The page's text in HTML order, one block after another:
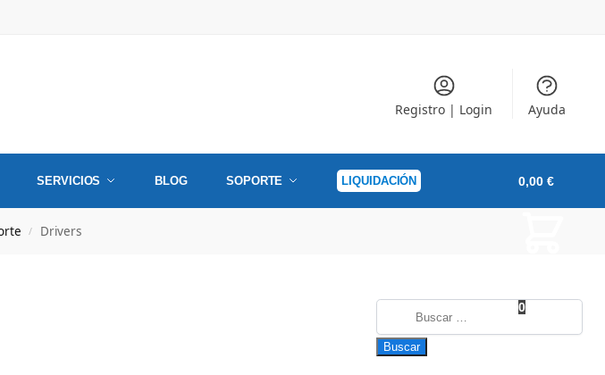
Registro | Login Ayuda
SERVICIOS BLOG SOPORTE LIQUIDACIÓN 0,00 €
0
/ Drivers